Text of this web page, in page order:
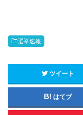
選挙速報
ツイート
はてブ